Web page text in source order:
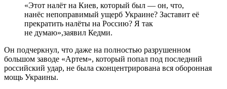
«Этот налёт на Киев, который был — он, что,
нанёс непоправимый ущерб Украине? Заставит её
прекратить налёты на Россию? Я так
не думаю»,заявил Кедми.
Он подчеркнул, что даже на полностью разрушенном
большом заводе «Артем», который попал под последний
российский удар, не была сконцентрирована вся оборонная
мощь Украины.